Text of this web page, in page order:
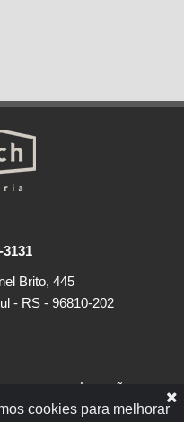
3131
Brito, 445
- RS - 96810-202
Locações
Vendas
cookies para melhorar